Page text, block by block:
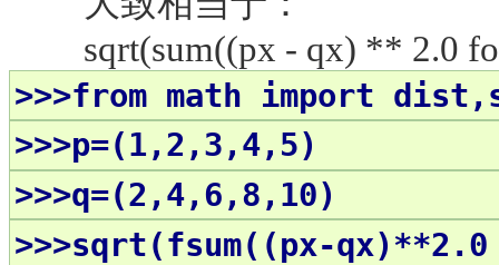
sqrt(sum((px - qx) ** 2.0
>>>from math import
>>>p=(1,2,3,4,5)
>>>q=(2,4,6,8,10)
>>>sqrt(fsum((px-